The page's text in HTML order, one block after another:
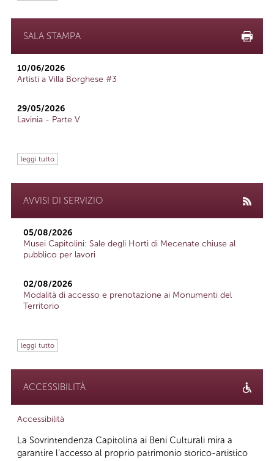
SALA STAMPA
10/06/2026
Artisti a Villa Borghese #3
29/05/2026
Lavinia - Parte V
leggi tutto
AVVISI DI SERVIZIO
05/08/2026
Musei Capitolini: Sale degli Horti di Mecenate chiuse al
pubblico per lavori
02/08/2026
Modalità di accesso e prenotazione ai Monumenti del
Territorio
leggi tutto
ACCESSIBILITÀ
Accessibilità
La Sovrintendenza Capitolina ai Beni Culturali mira a
garantire l’accesso al proprio patrimonio storico-artistico